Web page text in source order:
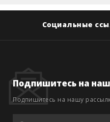
Социальные
Подпишитесь на
Подпишитесь на нашу